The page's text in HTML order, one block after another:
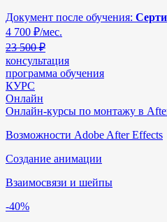
Документ после обучения:
4 700 ₽/мес.
23 500 ₽
консультация
программа обучения
КУРС
Онлайн
Онлайн-курсы по монтажу в
Возможности Adobe After Effects
Создание анимации
Взаимосвязи и шейпы
-40%